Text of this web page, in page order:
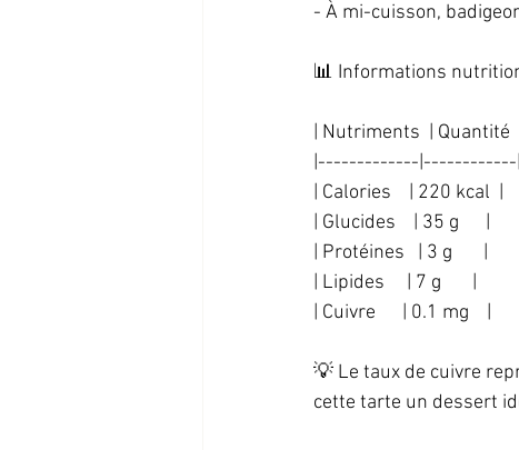
- À mi-cuisson,
📊 Informations
| Nutriments  | Quantité
|-------------|------------|
| Calories    | 220 kcal  |
| Glucides    | 35 g      |
| Protéines   | 3 g       |
| Lipides     | 7 g       |
| Cuivre      | 0.1 mg    |
💡 Le taux de cuivre
cette tarte un dessert